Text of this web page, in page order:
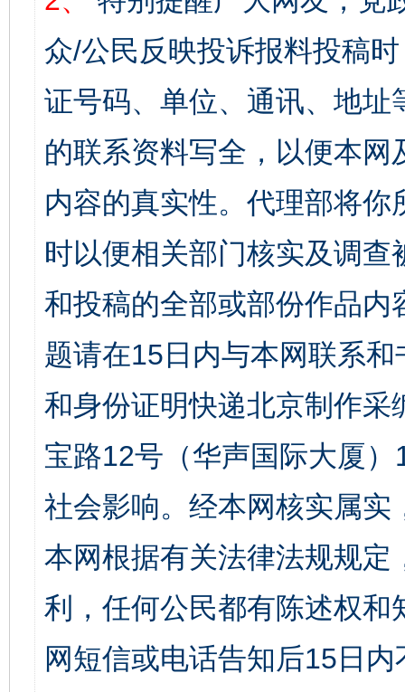
众/公民反映投诉报料投稿
证号码、单位、通讯、地
的联系资料写全，以便本
内容的真实性。代理部将
时以便相关部门核实及调
和投稿的全部或部份作品
题请在15日内与本网联系
和身份证明快递北京制作
宝路12号（华声国际大厦
社会影响。经本网核实属
本网根据有关法律法规规
利，任何公民都有陈述权
网短信或电话告知后15日